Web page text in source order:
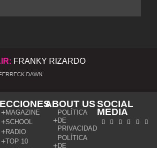
FRANKY RIZARDO
DAWN
MAGAZINE
SCHOOL
RADIO
TOP 10
ABOUT US
POLÍTICA
DE
PRIVACIDAD
POLÍTICA
DE
SOCIAL
MEDIA